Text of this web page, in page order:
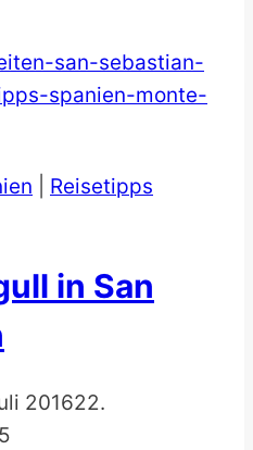
Reisetipps
in San
201622.